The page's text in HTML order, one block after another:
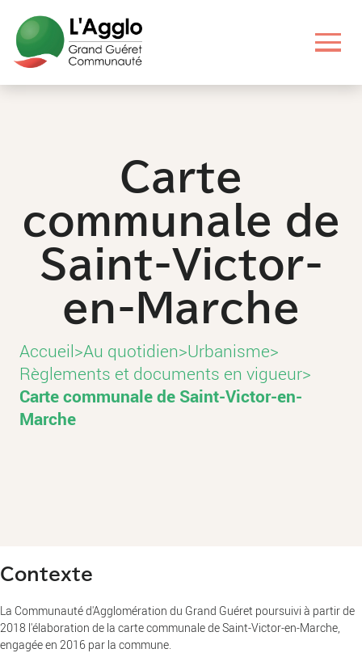
contenu
principal
menu
principal
liens
utiles
pied
page
Carte
communale de
Saint-Victor-
en-Marche
Accueil>Au quotidien>Urbanisme>
Règlements et documents en vigueur>
Carte communale de Saint-Victor-en-
Marche
Contexte
La Communauté d'Agglomération du Grand Guéret poursuivi à partir de
2018 l'élaboration de la carte communale de Saint-Victor-en-Marche,
engagée en 2016 par la commune.